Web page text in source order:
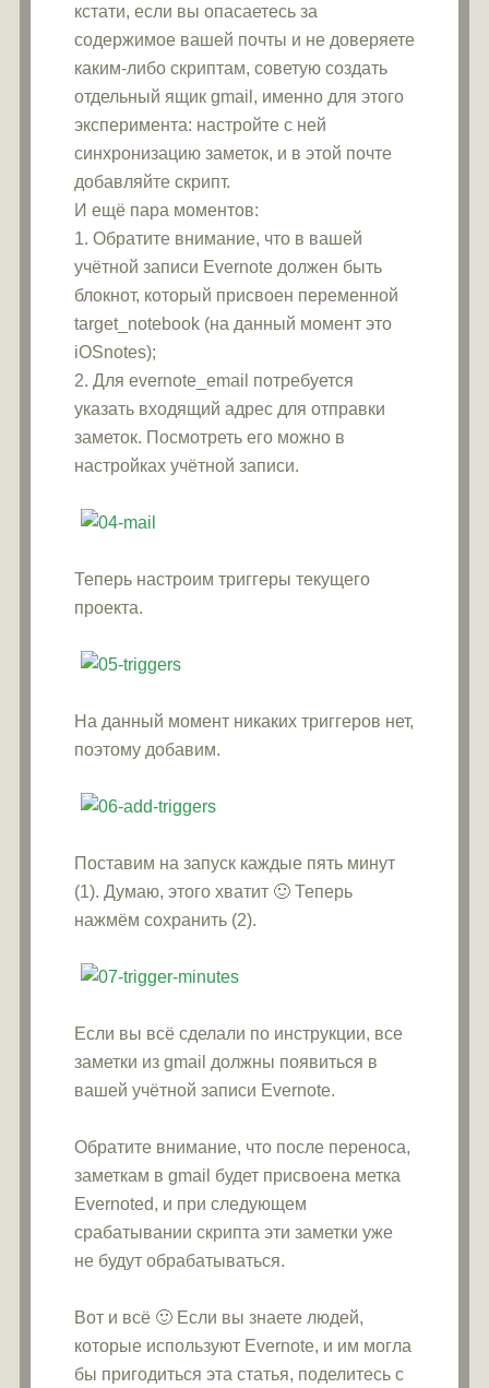
кстати, если вы опасаетесь за
содержимое вашей почты и не доверяете
каким-либо скриптам, советую создать
отдельный ящик gmail, именно для этого
эксперимента: настройте с ней
синхронизацию заметок, и в этой почте
добавляйте скрипт.
И ещё пара моментов:
1. Обратите внимание, что в вашей
учётной записи Evernote должен быть
блокнот, который присвоен переменной
target_notebook (на данный момент это
iOSnotes);
2. Для evernote_email потребуется
указать входящий адрес для отправки
заметок. Посмотреть его можно в
настройках учётной записи.
Теперь настроим триггеры текущего
проекта.
На данный момент никаких триггеров нет,
поэтому добавим.
Поставим на запуск каждые пять минут
(1). Думаю, этого хватит 🙂 Теперь
нажмём сохранить (2).
Если вы всё сделали по инструкции, все
заметки из gmail должны появиться в
вашей учётной записи Evernote.
Обратите внимание, что после переноса,
заметкам в gmail будет присвоена метка
Evernoted, и при следующем
срабатывании скрипта эти заметки уже
не будут обрабатываться.
Вот и всё 🙂 Если вы знаете людей,
которые используют Evernote, и им могла
бы пригодиться эта статья, поделитесь с